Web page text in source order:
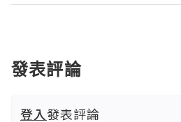
發表評論
登入發表評論